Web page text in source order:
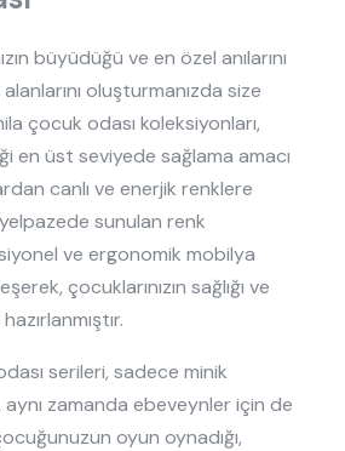
büyüdüğü ve en özel anılarını
oluşturmanızda size
çocuk odası koleksiyonları,
en üst seviyede sağlama amacı
canlı ve enerjik renklere
sunulan renk
ve ergonomik mobilya
çocuklarınızın sağlığı ve
serileri, sadece minik
zamanda ebeveynler için de
oyun oynadığı,